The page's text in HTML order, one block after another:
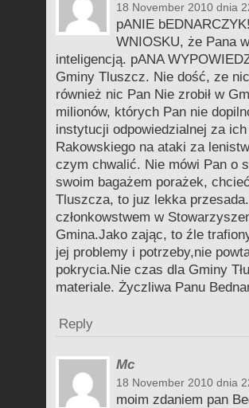
18 November 2010 dnia
pANIE
WNIOSKU, że Pana
inteligencją. pANA
Gminy Tluszcz. Nie dość, ze
również nic Pan Nie zrobił w
milionów, których Pan nie
instytucji odpowiedzialnej za
Rakowskiego na ataki za
czym chwalić. Nie mówi Pan o
swoim bagażem porażek,
Tluszcza, to juz lekka
członkowstwem w
Gmina.Jako zając, to źle
jej problemy i potrzeby,nie
pokrycia.Nie czas dla Gminy
materiale. Życzliwa Panu
Reply
Mc
18 November 2010 dnia
moim zdaniem pan